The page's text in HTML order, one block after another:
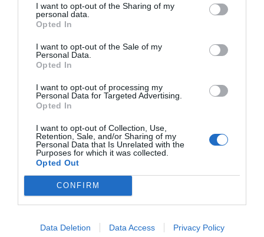
I want to opt-out of the Sharing of my
personal data.
Opted In
I want to opt-out of the Sale of my
Personal Data.
Opted In
I want to opt-out of processing my
Personal Data for Targeted Advertising.
Opted In
I want to opt-out of Collection, Use,
Retention, Sale, and/or Sharing of my
Personal Data that Is Unrelated with the
Purposes for which it was collected.
Opted Out
CONFIRM
Data Deletion Data Access Privacy Policy
το κάνεις εσύ διαφέρουν πολύ από αυτό που
παρακολουθείς, αποφασίζεις να κάνεις practice.
Αφήνεις το μυαλό να δημιουργήσει τη σκηνή και
υπολογίζεις τις κινήσεις σου. Έχεις χαλάσει μια μικρή
περιουσία σε προφυλακτικά μέχρι να τελειοποιήσεις
την τεχνική σου κι ο περιπτεράς σου σ’ έχει περάσει
Τελικά,την πρώτη φοράπου θα χρειαστεί να
χρησιμοποιήσεις πραγματικά πυρά,
κάνεις μαντάρα.
Δεν θα μπορείς να το ανοίξεις, πιθανότατα θα το
χέρια σου, μάλλον θα έχει περάσει τόση ώρα που θα